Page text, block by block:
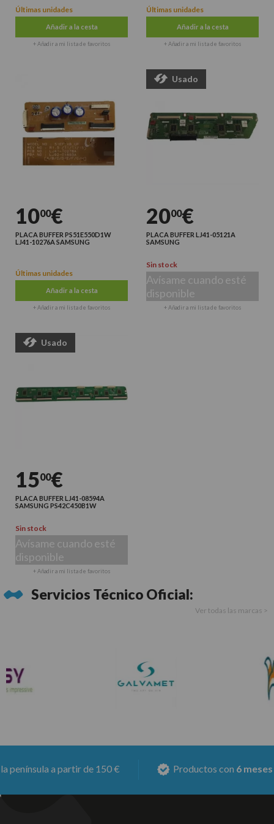
Últimas unidades
Añadir a la cesta
+ Añadir a mi lista de favoritos
Últimas unidades
Añadir a la cesta
+ Añadir a mi lista de favoritos
1000€
PLACA BUFFER PS51E550D1W
LJ41-10276A SAMSUNG
Últimas unidades
Añadir a la cesta
+ Añadir a mi lista de favoritos
Usado
2000€
PLACA BUFFER LJ41-05121A
SAMSUNG
Sin stock
Avísame cuando esté
disponible
+ Añadir a mi lista de favoritos
Usado
1500€
PLACA BUFFER LJ41-08594A
SAMSUNG PS42C450B1W
Sin stock
Avísame cuando esté
disponible
+ Añadir a mi lista de favoritos
Servicios Técnico Oficial:
Ver todas las marcas >
a partir de 150 € Productos con6 meses de